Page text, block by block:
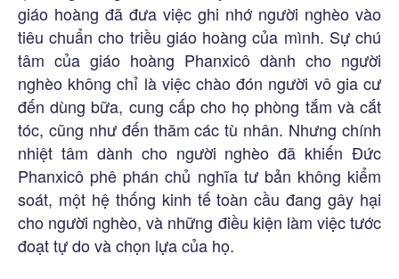
giáo hoàng đã đưa việc ghi nhớ người nghèo vào
tiêu chuẩn cho triều giáo hoàng của mình. Sự chú
tâm của giáo hoàng Phanxicô dành cho người
nghèo không chỉ là việc chào đón người vô gia cư
đến dùng bữa, cung cấp cho họ phòng tắm và cắt
tóc, cũng như đến thăm các tù nhân. Nhưng chính
nhiệt tâm dành cho người nghèo đã khiến Đức
Phanxicô phê phán chủ nghĩa tư bản không kiểm
soát, một hệ thống kinh tế toàn cầu đang gây hại
cho người nghèo, và những điều kiện làm việc tước
đoạt tự do và chọn lựa của họ.